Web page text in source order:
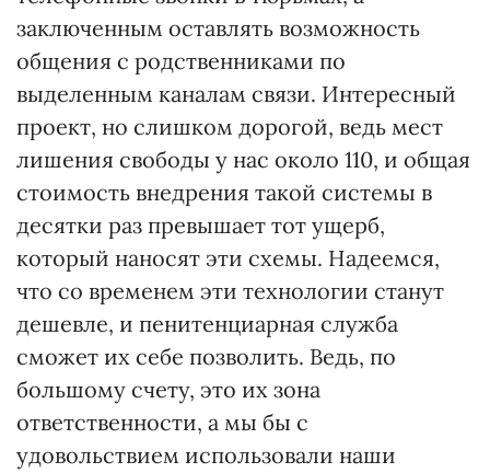
заключенным оставлять возможность
общения с родственниками по
выделенным каналам связи. Интересный
проект, но слишком дорогой, ведь мест
лишения свободы у нас около 110, и общая
стоимость внедрения такой системы в
десятки раз превышает тот ущерб,
который наносят эти схемы. Надеемся,
что со временем эти технологии станут
дешевле, и пенитенциарная служба
сможет их себе позволить. Ведь, по
большому счету, это их зона
ответственности, а мы бы с
удовольствием использовали наши